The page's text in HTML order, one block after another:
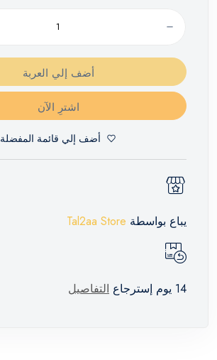
أضف إلي العربة
اشترِ الآن
أضف إلي قائمة المفضلة
يباع بواسطة Tal2aa Store
14 يوم إسترجاع التفاصيل